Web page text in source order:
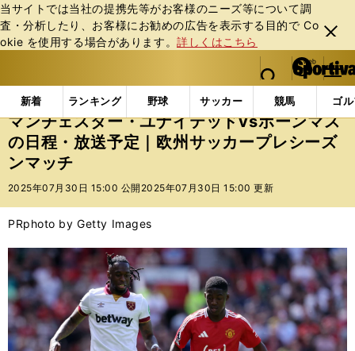
当サイトでは当社の提携先等がお客様のニーズ等について調
査・分析したり、お客様にお勧めの広告を表⽰する⽬的で Co
okie を使⽤する場合があります。詳しくはこちら
閉じ
る
web Sportiva (webスポルティーバ)
検索
マイペ
ー
ジ
メニュ
新着 ランキング 野球 サッカー 競馬 ゴ
b
ス
ポ
ル
テ
ー
バ
インフォメーション ニュース マンチェスター・ユ
マンチェスター・ユナイテッドvsボーンマス
の日程・放送予定｜欧州サッカープレシーズ
ンマッチ
2025年07月30日 15:00 公開 2025年07月30日 15:00 更新
PRphoto by Getty Images